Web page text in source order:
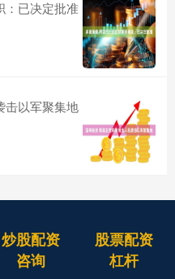
：已决定批准
击以军聚集地
炒股配资
咨询
股票配资
杠杆